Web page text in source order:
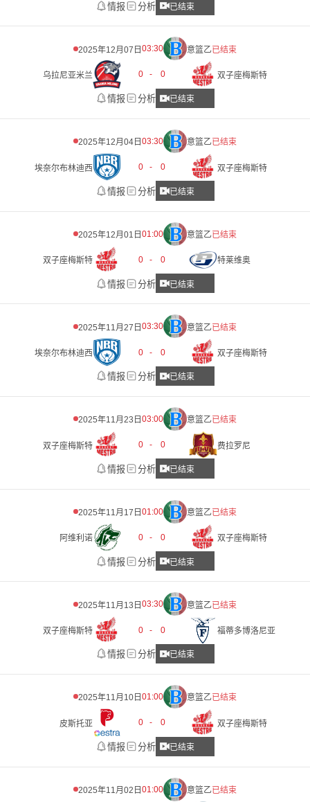
情报 分析 已结束
2025年12月07日 03:30 意篮乙已结束
乌拉尼亚米兰 0 - 0 双子座梅斯特
情报 分析 已结束
2025年12月04日 03:30 意篮乙已结束
埃奈尔布林迪西 0 - 0 双子座梅斯特
情报 分析 已结束
2025年12月01日 01:00 意篮乙已结束
双子座梅斯特 0 - 0 特莱维奥
情报 分析 已结束
2025年11月27日 03:30 意篮乙已结束
埃奈尔布林迪西 0 - 0 双子座梅斯特
情报 分析 已结束
2025年11月23日 03:00 意篮乙已结束
双子座梅斯特 0 - 0 费拉罗尼
情报 分析 已结束
2025年11月17日 01:00 意篮乙已结束
阿维利诺 0 - 0 双子座梅斯特
情报 分析 已结束
2025年11月13日 03:30 意篮乙已结束
双子座梅斯特 0 - 0 福蒂多博洛尼亚
情报 分析 已结束
2025年11月10日 01:00 意篮乙已结束
皮斯托亚 0 - 0 双子座梅斯特
情报 分析 已结束
2025年11月02日 01:00 意篮乙已结束